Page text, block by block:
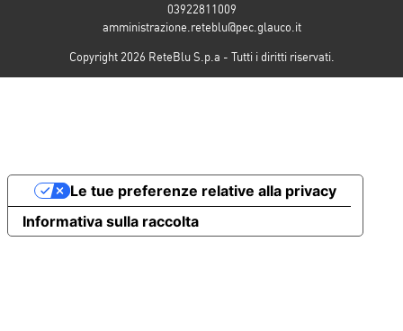
03922811009
amministrazione.reteblu@pec.glauco.it
Copyright 2026 ReteBlu S.p.a - Tutti i diritti riservati.
Informativa sulla raccolta
Le tue preferenze relative alla privacy